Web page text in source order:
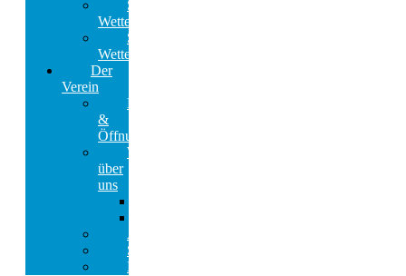
Stadt
Wetter
Stadtbetrieb
Wetter
Der
Verein
Kontakt
&
Öffnungszeiten
Wir
über
uns
Ansprechpartner
Satzung
Mitglieder